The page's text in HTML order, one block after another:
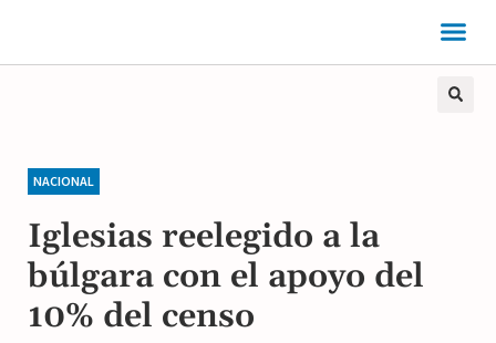
NACIONAL
Iglesias reelegido a la
búlgara con el apoyo del
10% del censo